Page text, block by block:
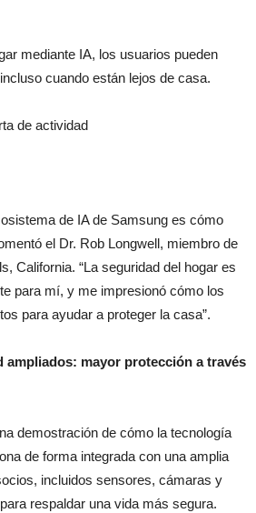
mediante IA, los usuarios pueden
cuando están lejos de casa.
de actividad
de IA de Samsung es cómo
el Dr. Rob Longwell, miembro de
California. “La seguridad del hogar es
para mí, y me impresionó cómo los
para ayudar a proteger la casa”.
ampliados: mayor protección a través
demostración de cómo la tecnología
de forma integrada con una amplia
incluidos sensores, cámaras y
respaldar una vida más segura.